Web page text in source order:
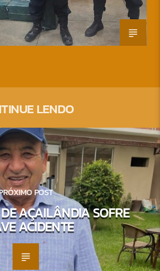
LENDO
POST
AÇAILÂNDIA SOFRE
ACIDENTE